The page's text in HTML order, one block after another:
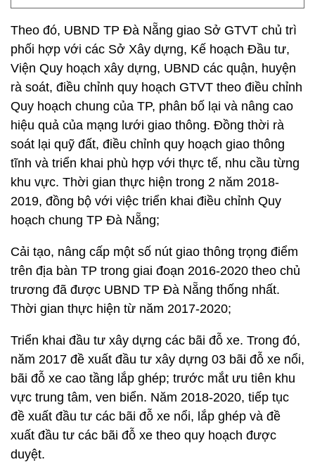
Theo đó, UBND TP Đà Nẵng giao Sở GTVT chủ trì
phối hợp với các Sở Xây dựng, Kế hoạch Đầu tư,
Viện Quy hoạch xây dựng, UBND các quận, huyện
rà soát, điều chỉnh quy hoạch GTVT theo điều chỉnh
Quy hoạch chung của TP, phân bố lại và nâng cao
hiệu quả của mạng lưới giao thông. Đồng thời rà
soát lại quỹ đất, điều chỉnh quy hoạch giao thông
tĩnh và triển khai phù hợp với thực tế, nhu cầu từng
khu vực. Thời gian thực hiện trong 2 năm 2018-
2019, đồng bộ với việc triển khai điều chỉnh Quy
hoạch chung TP Đà Nẵng;
Cải tạo, nâng cấp một số nút giao thông trọng điểm
trên địa bàn TP trong giai đoạn 2016-2020 theo chủ
trương đã được UBND TP Đà Nẵng thống nhất.
Thời gian thực hiện từ năm 2017-2020;
Triển khai đầu tư xây dựng các bãi đỗ xe. Trong đó,
năm 2017 đề xuất đầu tư xây dựng 03 bãi đỗ xe nổi,
bãi đỗ xe cao tầng lắp ghép; trước mắt ưu tiên khu
vực trung tâm, ven biển. Năm 2018-2020, tiếp tục
đề xuất đầu tư các bãi đỗ xe nổi, lắp ghép và đề
xuất đầu tư các bãi đỗ xe theo quy hoạch được
duyệt.